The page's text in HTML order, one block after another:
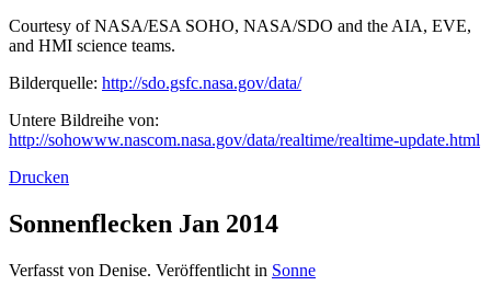
Courtesy of NASA/ESA SOHO, NASA/SDO and the AIA, EVE,
and HMI science teams.
Bilderquelle: http://sdo.gsfc.nasa.gov/data/
Untere Bildreihe von:
http://sohowww.nascom.nasa.gov/data/realtime/realtime-update.html
Drucken
Sonnenflecken Jan 2014
Verfasst von Denise. Veröffentlicht in Sonne